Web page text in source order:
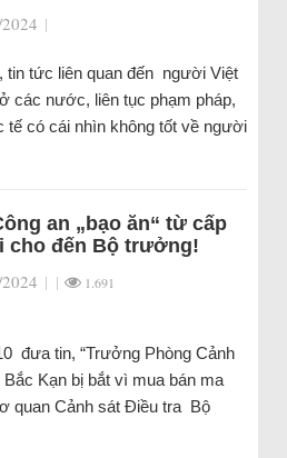
|
tin tức liên quan đến người Việt
các nước, liên tục phạm pháp,
tế có cái nhìn không tốt về người
an „bạo ăn“ từ cấp
cho đến Bộ trưởng!
| | 1.691
đưa tin, “Trưởng Phòng Cảnh
Kạn bị bắt vì mua bán ma
quan Cảnh sát Điều tra Bộ